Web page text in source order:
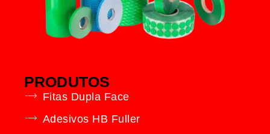
PRODUTOS
Fitas Dupla Face
Adesivos HB Fuller